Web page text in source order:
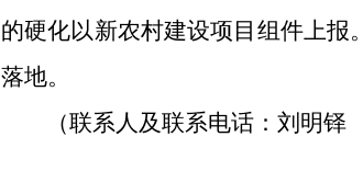
的硬化以新农村建设项目组件上报
落地。
（联系人及联系电话： 刘明铎